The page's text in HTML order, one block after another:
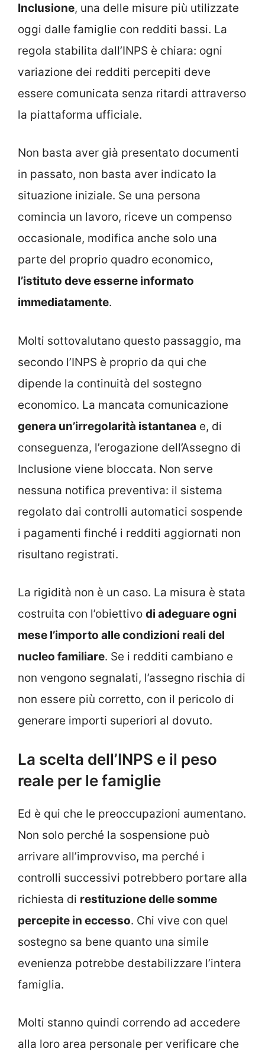
Inclusione, una delle misure più utilizzate
oggi dalle famiglie con redditi bassi. La
regola stabilita dall’INPS è chiara: ogni
variazione dei redditi percepiti deve
essere comunicata senza ritardi attraverso
la piattaforma ufficiale.
Non basta aver già presentato documenti
in passato, non basta aver indicato la
situazione iniziale. Se una persona
comincia un lavoro, riceve un compenso
occasionale, modifica anche solo una
parte del proprio quadro economico,
l’istituto deve esserne informato
immediatamente.
Molti sottovalutano questo passaggio, ma
secondo l’INPS è proprio da qui che
dipende la continuità del sostegno
economico. La mancata comunicazione
genera un’irregolarità istantanea e, di
conseguenza, l’erogazione dell’Assegno di
Inclusione viene bloccata. Non serve
nessuna notifica preventiva: il sistema
regolato dai controlli automatici sospende
i pagamenti finché i redditi aggiornati non
risultano registrati.
La rigidità non è un caso. La misura è stata
costruita con l’obiettivo di adeguare ogni
mese l’importo alle condizioni reali del
nucleo familiare. Se i redditi cambiano e
non vengono segnalati, l’assegno rischia di
non essere più corretto, con il pericolo di
generare importi superiori al dovuto.
La scelta dell’INPS e il peso
reale per le famiglie
Ed è qui che le preoccupazioni aumentano.
Non solo perché la sospensione può
arrivare all’improvviso, ma perché i
controlli successivi potrebbero portare alla
richiesta di restituzione delle somme
percepite in eccesso. Chi vive con quel
sostegno sa bene quanto una simile
evenienza potrebbe destabilizzare l’intera
famiglia.
Molti stanno quindi correndo ad accedere
alla loro area personale per verificare che